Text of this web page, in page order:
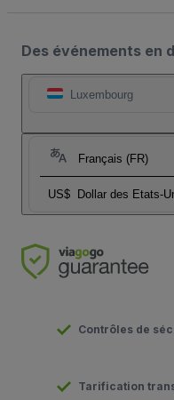
Des événements en
Luxembourg
Français (FR)
US$ Dollar des Etats-
Contrôles de
Tarification